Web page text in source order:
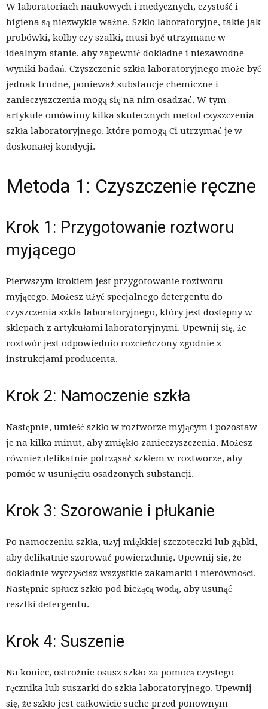
W laboratoriach naukowych i medycznych, czystość i
higiena są niezwykle ważne. Szkło laboratoryjne, takie jak
probówki, kolby czy szalki, musi być utrzymane w
idealnym stanie, aby zapewnić dokładne i niezawodne
wyniki badań. Czyszczenie szkła laboratoryjnego może być
jednak trudne, ponieważ substancje chemiczne i
zanieczyszczenia mogą się na nim osadzać. W tym
artykule omówimy kilka skutecznych metod czyszczenia
szkła laboratoryjnego, które pomogą Ci utrzymać je w
doskonałej kondycji.
Metoda 1: Czyszczenie ręczne
Krok 1: Przygotowanie roztworu
myjącego
Pierwszym krokiem jest przygotowanie roztworu
myjącego. Możesz użyć specjalnego detergentu do
czyszczenia szkła laboratoryjnego, który jest dostępny w
sklepach z artykułami laboratoryjnymi. Upewnij się, że
roztwór jest odpowiednio rozcieńczony zgodnie z
instrukcjami producenta.
Krok 2: Namoczenie szkła
Następnie, umieść szkło w roztworze myjącym i pozostaw
je na kilka minut, aby zmiękło zanieczyszczenia. Możesz
również delikatnie potrząsać szkłem w roztworze, aby
pomóc w usunięciu osadzonych substancji.
Krok 3: Szorowanie i płukanie
Po namoczeniu szkła, użyj miękkiej szczoteczki lub gąbki,
aby delikatnie szorować powierzchnię. Upewnij się, że
dokładnie wyczyścisz wszystkie zakamarki i nierówności.
Następnie spłucz szkło pod bieżącą wodą, aby usunąć
resztki detergentu.
Krok 4: Suszenie
Na koniec, ostrożnie osusz szkło za pomocą czystego
ręcznika lub suszarki do szkła laboratoryjnego. Upewnij
się, że szkło jest całkowicie suche przed ponownym